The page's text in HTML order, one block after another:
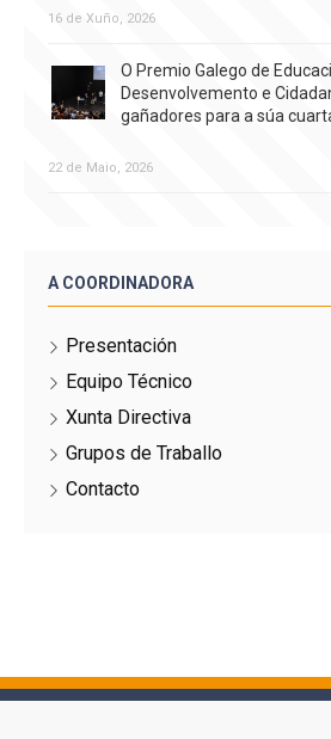
16 de Xuño, 2026
O Premio Galego de
Desenvolvemento e
gañadores para a súa
22 de Maio, 2026
A COORDINADORA
Presentación
Equipo Técnico
Xunta Directiva
Grupos de Traballo
Contacto